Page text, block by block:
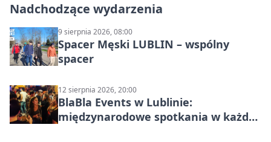
Nadchodzące wydarzenia
9 sierpnia 2026, 08:00
Spacer Męski LUBLIN – wspólny
spacer
12 sierpnia 2026, 20:00
BlaBla Events w Lublinie:
międzynarodowe spotkania w każdą